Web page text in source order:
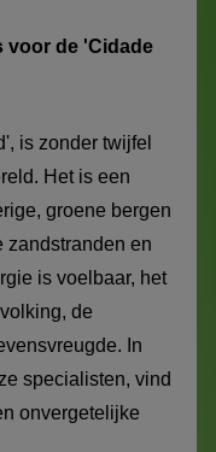
voor de 'Cidade
is zonder twijfel
Het is een
groene bergen
zandstranden en
is voelbaar, het
de
In
specialisten, vind
onvergetelijke